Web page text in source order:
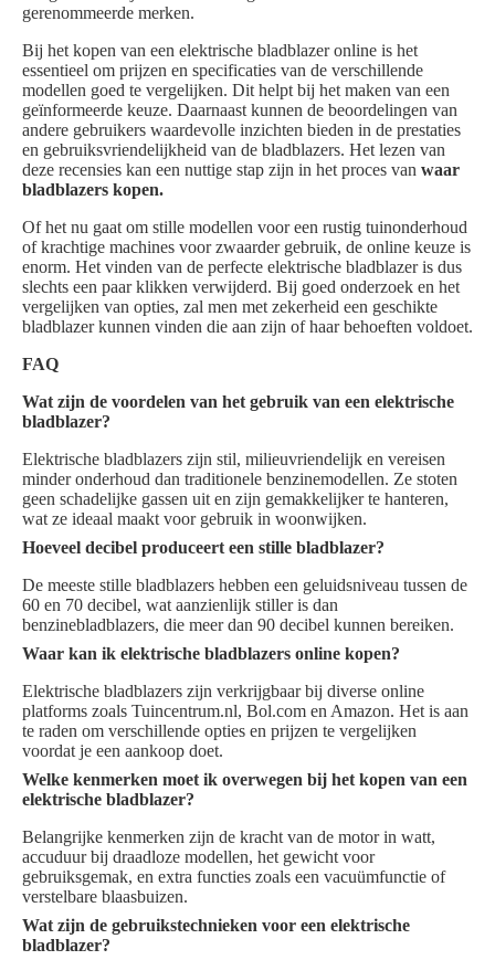
gerenommeerde merken.
Bij het kopen van een elektrische bladblazer online is het
essentieel om prijzen en specificaties van de verschillende
modellen goed te vergelijken. Dit helpt bij het maken van een
geïnformeerde keuze. Daarnaast kunnen de beoordelingen van
andere gebruikers waardevolle inzichten bieden in de prestaties
en gebruiksvriendelijkheid van de bladblazers. Het lezen van
deze recensies kan een nuttige stap zijn in het proces van waar
bladblazers kopen.
Of het nu gaat om stille modellen voor een rustig tuinonderhoud
of krachtige machines voor zwaarder gebruik, de online keuze is
enorm. Het vinden van de perfecte elektrische bladblazer is dus
slechts een paar klikken verwijderd. Bij goed onderzoek en het
vergelijken van opties, zal men met zekerheid een geschikte
bladblazer kunnen vinden die aan zijn of haar behoeften voldoet.
FAQ
Wat zijn de voordelen van het gebruik van een elektrische
bladblazer?
Elektrische bladblazers zijn stil, milieuvriendelijk en vereisen
minder onderhoud dan traditionele benzinemodellen. Ze stoten
geen schadelijke gassen uit en zijn gemakkelijker te hanteren,
wat ze ideaal maakt voor gebruik in woonwijken.
Hoeveel decibel produceert een stille bladblazer?
De meeste stille bladblazers hebben een geluidsniveau tussen de
60 en 70 decibel, wat aanzienlijk stiller is dan
benzinebladblazers, die meer dan 90 decibel kunnen bereiken.
Waar kan ik elektrische bladblazers online kopen?
Elektrische bladblazers zijn verkrijgbaar bij diverse online
platforms zoals Tuincentrum.nl, Bol.com en Amazon. Het is aan
te raden om verschillende opties en prijzen te vergelijken
voordat je een aankoop doet.
Welke kenmerken moet ik overwegen bij het kopen van een
elektrische bladblazer?
Belangrijke kenmerken zijn de kracht van de motor in watt,
accuduur bij draadloze modellen, het gewicht voor
gebruiksgemak, en extra functies zoals een vacuümfunctie of
verstelbare blaasbuizen.
Wat zijn de gebruikstechnieken voor een elektrische
bladblazer?